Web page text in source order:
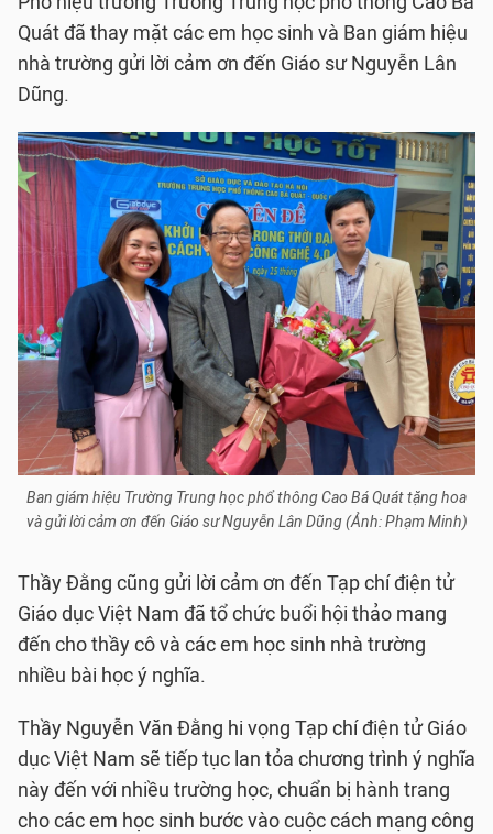
Quát đã thay mặt các em học sinh và Ban giám hiệu
nhà trường gửi lời cảm ơn đến Giáo sư Nguyễn Lân
Dũng.
Ban giám hiệu Trường Trung học phổ thông Cao Bá Quát tặng hoa
và gửi lời cảm ơn đến Giáo sư Nguyễn Lân Dũng (Ảnh: Phạm Minh)
Thầy Đằng cũng gửi lời cảm ơn đến Tạp chí điện tử
Giáo dục Việt Nam đã tổ chức buổi hội thảo mang
đến cho thầy cô và các em học sinh nhà trường
nhiều bài học ý nghĩa.
Thầy Nguyễn Văn Đằng hi vọng Tạp chí điện tử Giáo
dục Việt Nam sẽ tiếp tục lan tỏa chương trình ý nghĩa
này đến với nhiều trường học, chuẩn bị hành trang
cho các em học sinh bước vào cuộc cách mạng công